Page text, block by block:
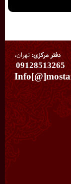
دفتر مرکزی:تهران،
09128513265